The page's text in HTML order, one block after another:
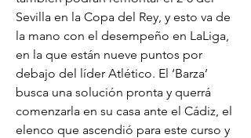
Sevilla en la Copa del Rey, y esto va de
la mano con el desempeño en LaLiga,
en la que están nueve puntos por
debajo del líder Atlético. El ‘Barza’
busca una solución pronta y querrá
comenzarla en su casa ante el Cádiz, el
elenco que ascendió para este curso y